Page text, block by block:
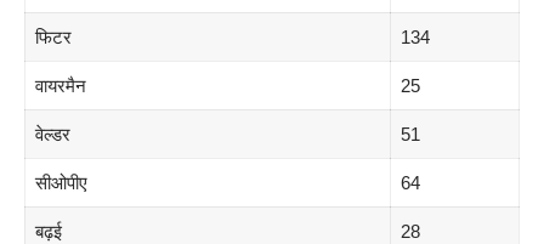
फिटर 134
वायरमैन 25
वेल्डर 51
सीओपीए 64
बढ़ई 28